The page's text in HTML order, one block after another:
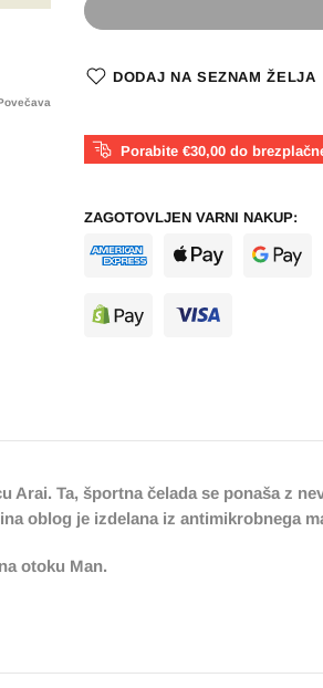
DODAJ NA SEZNAM ŽELJA
Porabite €30,00 do
ZAGOTOVLJEN VARNI NAKUP:
Ta, športna čelada se ponaša z
oblog je izdelana iz antimikrobnega
otoku Man.